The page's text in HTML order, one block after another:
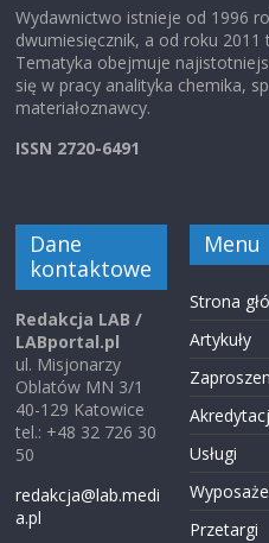
Wydawnictwo istnieje od 1996
dwumiesięcznik, a od roku
Tematyka obejmuje
się w pracy analityka chemika,
materiałoznawcy.
ISSN 2720-6491
Dane
kontaktowe
Redakcja LAB /
LABportal.pl
ul. Misjonarzy
Oblatów MN 3/1
40-129 Katowice
tel.: +48 32 726 30
50
redakcja@lab.medi
a.pl
Menu
Strona
Artykuły
Usługi
Przetargi